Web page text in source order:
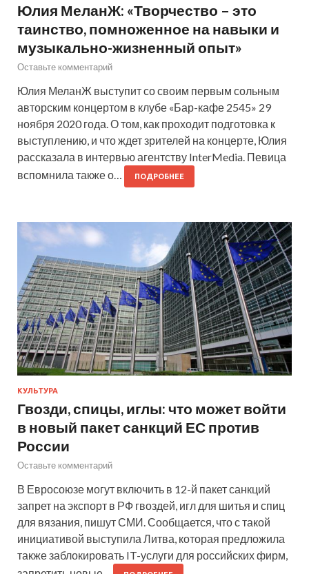
Юлия МеланЖ: «Творчество – это
таинство, помноженное на навыки и
музыкально-жизненный опыт»
Оставьте комментарий
Юлия МеланЖ выступит со своим первым сольным
авторским концертом в клубе «Бар-кафе 2545» 29
ноября 2020 года. О том, как проходит подготовка к
выступлению, и что ждет зрителей на концерте, Юлия
рассказала в интервью агентству InterMedia. Певица
вспомнила также о…
ПОДРОБНЕЕ
КУЛЬТУРА
Гвозди, спицы, иглы: что может войти
в новый пакет санкций ЕС против
России
Оставьте комментарий
В Евросоюзе могут включить в 12-й пакет санкций
запрет на экспорт в РФ гвоздей, игл для шитья и спиц
для вязания, пишут СМИ. Сообщается, что с такой
инициативой выступила Литва, которая предложила
также заблокировать IT-услуги для российских фирм,